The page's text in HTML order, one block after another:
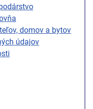
domov a bytov
údajov